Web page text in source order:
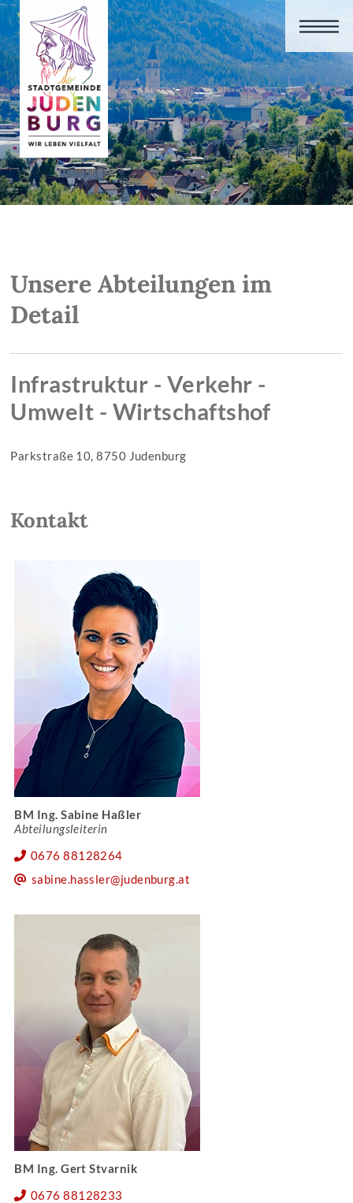
Unsere Abteilungen im
Detail
Infrastruktur - Verkehr -
Umwelt - Wirtschaftshof
Parkstraße 10, 8750 Judenburg
Kontakt
BM Ing. Sabine Haßler
Abteilungsleiterin
0676 88128264
sabine.hassler@judenburg.at
BM Ing. Gert Stvarnik
0676 88128233